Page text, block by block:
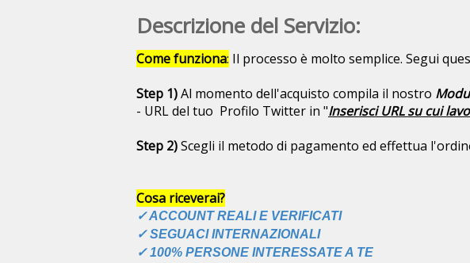
Descrizione del Servizio:
Come funziona: Il processo è molto semplice. Segui
Step 1)Al momento dell'acquisto compila il nostro
- URL del tuo Profilo Twitter in "Inserisci URL su cui
Step 2)Scegli il metodo di pagamento ed effettua
Cosa riceverai?
✓ ACCOUNT REALI E VERIFICATI
✓ SEGUACI INTERNAZIONALI
✓ 100% PERSONE INTERESSATE A TE